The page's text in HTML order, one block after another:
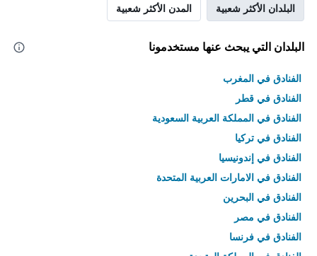
البلدان الأكثر شعبية المدن الأكثر شعبية
البلدان التي يبحث عنها مستخدمونا
الفنادق في المغرب
الفنادق في قطر
الفنادق في المملكة العربية السعودية
الفنادق في تركيا
الفنادق في إندونيسيا
الفنادق في الامارات العربية المتحدة
الفنادق في البحرين
الفنادق في مصر
الفنادق في فرنسا